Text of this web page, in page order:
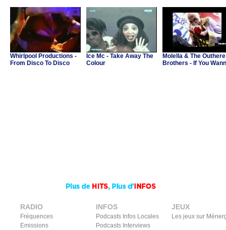
Whirlpool Productions -
From Disco To Disco
Ice Mc - Take Away The
Colour
Molella & The Outhere
Brothers - If You
RADIO
Fréquences
Emissions
INFOS
Podcasts Infos Locales
Podcasts Interviews
JEUX
Les jeux sur